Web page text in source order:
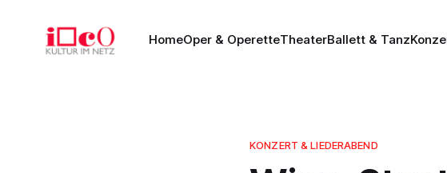
HomeOper & OperetteTheaterBallett & Tanz
KONZERT & LIEDERABEND